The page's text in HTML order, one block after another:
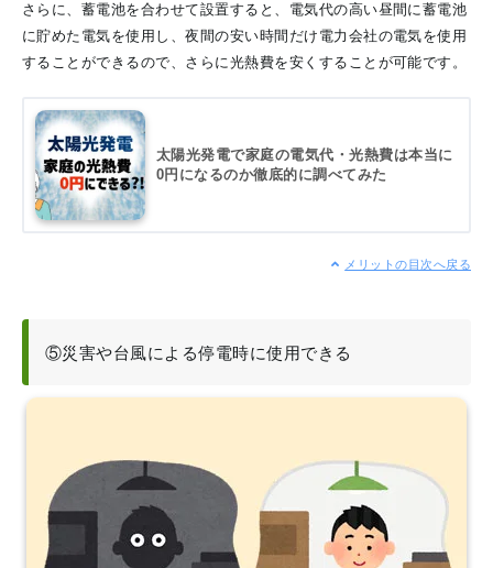
さらに、蓄電池を合わせて設置すると、電気代の高い昼間に蓄電池
に貯めた電気を使用し、夜間の安い時間だけ電力会社の電気を使用
することができるので、さらに光熱費を安くすることが可能です。
太陽光発電で家庭の電気代・光熱費は本当に
0円になるのか徹底的に調べてみた
メリットの目次へ戻る
⑤災害や台風による停電時に使用できる